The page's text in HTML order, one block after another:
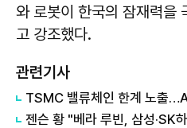
와 로봇이 한국의 잠재력을
고 강조했다.
관련기사
TSMC 밸류체인 한계 노출